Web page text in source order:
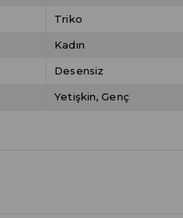
Triko
Kadın
Desensiz
Yetişkin Genç